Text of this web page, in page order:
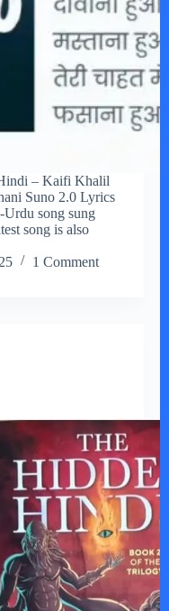
– Kaifi Khalil
Suno 2.0 Lyrics
song sung
song is also
1 Comment